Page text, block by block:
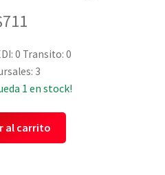
711
0 Transito: 0
3
1 en stock!
al carrito